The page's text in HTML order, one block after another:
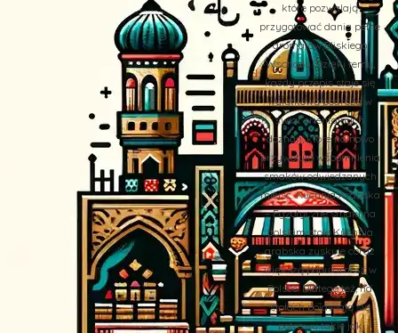
które pozwalają
przygotować dania pełne
aromatów Bliskiego
Wschodu. Dzięki temu,
każdy przepis staje się
wyjątkową podróżą w
świat orientalnych
doznań, które na nowo
przywołują wspomnienia
smaków odwiedzanych
miejsc. Kuchnia Arabska
– Egzotyczne smaki na
polskim stole Kuchnia
arabska zyskuje coraz
większą popularność w
Polsce. Dlatego też, na
stołach pojawiają się
potrawy takie jak